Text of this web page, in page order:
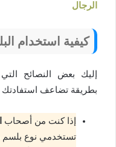
الرجال
كيفية استخدام
إليك بعض النصائح
بطريقة تضاعف استفادتك
إذا كنت من أصحاب
تستخدمي نوع بلسم